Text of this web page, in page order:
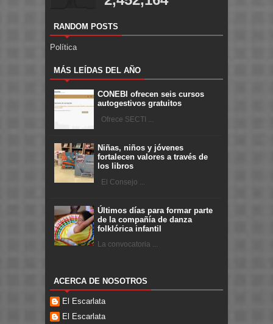
RANDOM POSTS
Política
MÁS LEÍDAS DEL AÑO
CONEBI ofrecen seis cursos
autogestivos gratuitos
Ofrece SECTI ...
Niñas, niños y jóvenes
fortalecen valores a través de
los libros
El Consejo ...
Últimos días para formar parte
de la compañía de danza
folklórica infantil
La convocatoria ...
ACERCA DE NOSOTROS
El Escarlata
El Escarlata